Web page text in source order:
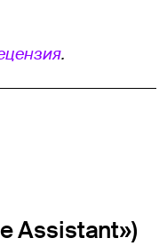
.
Assistant»)